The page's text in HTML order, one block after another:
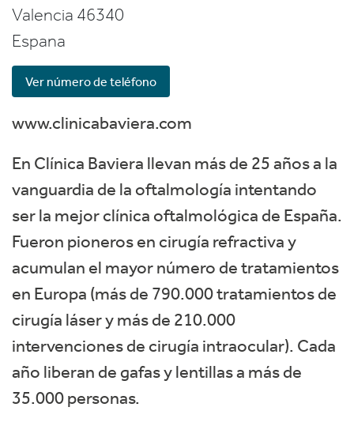
Valencia 46340
Espana
Ver número de teléfono
www.clinicabaviera.com
En Clínica Baviera llevan más de 25 años a la
vanguardia de la oftalmología intentando
ser la mejor clínica oftalmológica de España.
Fueron pioneros en cirugía refractiva y
acumulan el mayor número de tratamientos
en Europa (más de 790.000 tratamientos de
cirugía láser y más de 210.000
intervenciones de cirugía intraocular). Cada
año liberan de gafas y lentillas a más de
35.000 personas.